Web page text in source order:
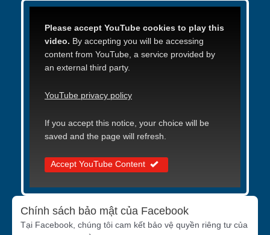
Please accept YouTube cookies to play this
video. By accepting you will be accessing
content from YouTube, a service provided by
an external third party.
YouTube privacy policy
If you accept this notice, your choice will be
saved and the page will refresh.
Accept YouTube Content
Chính sách bảo mật của Facebook
Tại Facebook, chúng tôi cam kết bảo vệ quyền riêng tư của